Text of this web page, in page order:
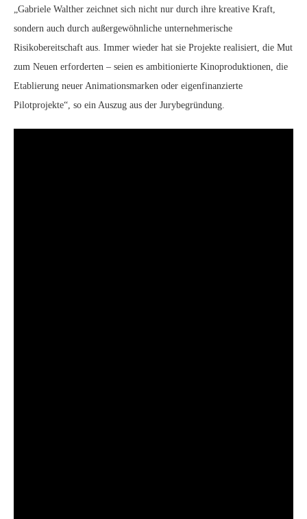
„Gabriele Walther zeichnet sich nicht nur durch ihre kreative Kraft,
sondern auch durch außergewöhnliche unternehmerische
Risikobereitschaft aus. Immer wieder hat sie Projekte realisiert, die Mut
zum Neuen erforderten – seien es ambitionierte Kinoproduktionen, die
Etablierung neuer Animationsmarken oder eigenfinanzierte
Pilotprojekte“, so ein Auszug aus der Jurybegründung.